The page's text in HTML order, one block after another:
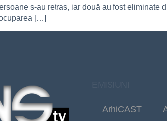
s-au retras, iar două au fost
[…]
ArhiCAST